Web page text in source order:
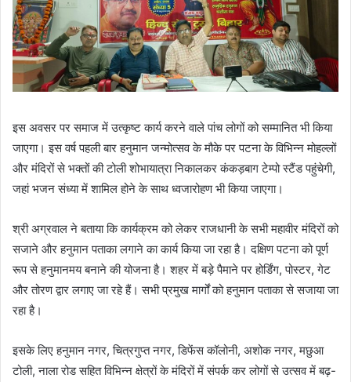
इस अवसर पर समाज में उत्कृष्ट कार्य करने वाले पांच लोगों को सम्मानित भी किया
जाएगा। इस वर्ष पहली बार हनुमान जन्मोत्सव के मौके पर पटना के विभिन्न मोहल्लों
और मंदिरों से भक्तों की टोली शोभायात्रा निकालकर कंकड़बाग टेम्पो स्टैंड पहुंचेगी,
जहां भजन संध्या में शामिल होने के साथ ध्वजारोहण भी किया जाएगा।
श्री अग्रवाल ने बताया कि कार्यक्रम को लेकर राजधानी के सभी महावीर मंदिरों को
सजाने और हनुमान पताका लगाने का कार्य किया जा रहा है। दक्षिण पटना को पूर्ण
रूप से हनुमानमय बनाने की योजना है। शहर में बड़े पैमाने पर होर्डिंग, पोस्टर, गेट
और तोरण द्वार लगाए जा रहे हैं। सभी प्रमुख मार्गों को हनुमान पताका से सजाया जा
रहा है।
इसके लिए हनुमान नगर, चित्रगुप्त नगर, डिफेंस कॉलोनी, अशोक नगर, मछुआ
टोली, नाला रोड सहित विभिन्न क्षेत्रों के मंदिरों में संपर्क कर लोगों से उत्सव में बढ़-